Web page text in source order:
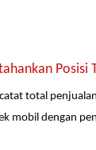
total
mobil dengan